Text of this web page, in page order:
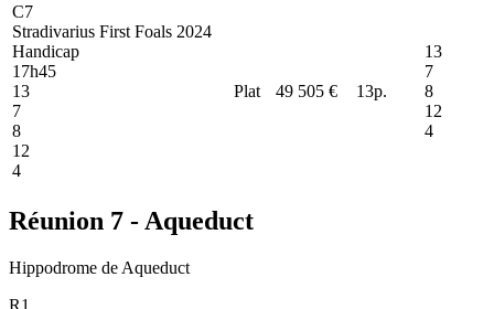
C7
Stradivarius First Foals 2024
Handicap
17h45
13
7
8
12
4
Plat 49 505 € 13p.
13
7
8
12
4
Réunion 7 - Aqueduct
Hippodrome de Aqueduct
R1